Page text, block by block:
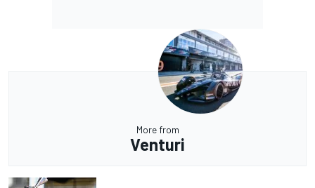
More from
Venturi